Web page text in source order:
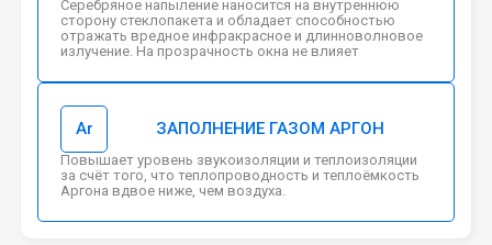
Серебряное напыление наносится на внутреннюю
сторону стеклопакета и обладает способностью
отражать вредное инфракрасное и длинноволновое
излучение. На прозрачность окна не влияет
Ar ЗАПОЛНЕНИЕ ГАЗОМ АРГОН
Повышает уровень звукоизоляции и теплоизоляции
за счёт того, что теплопроводность и теплоёмкость
Аргона вдвое ниже, чем воздуха.
СТЕКЛОПАКЕТ
Помимо короба, для утепления меняют стеклопакеты. Короб так же
дополнительно изолирует места примыкания стеклопакетов к
алюминиевым конструкциям.
ТЕПЛЫЙ ПВХ КОРОБ 3
Можно сделать короба любого цвета и даже с качественной
Предотвращают образований плесени и грибков на стыках
теплоизолирующих покрытий
Полностью исключает возможные продувания и
промерзание в будущем
Как дополнение - потрясающий эстетичный внешний вид